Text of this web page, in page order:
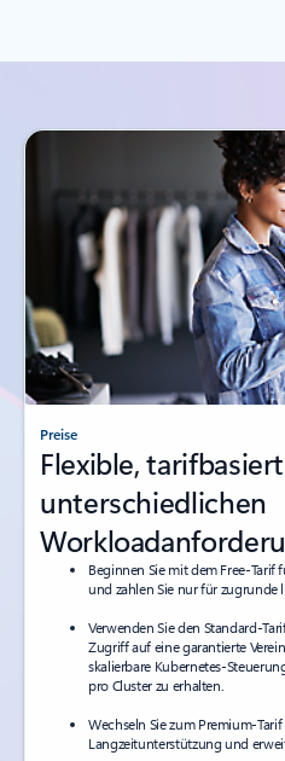
Preise
Flexible,
unterschiedlichen
Beginnen Sie mit dem Free-
und zahlen Sie nur für zugrunde
Verwenden Sie den Standard-
Zugriff auf eine garantierte
skalierbare Kubernetes-
pro Cluster zu erhalten.
Wechseln Sie zum Premium-
Langzeitunterstützung und